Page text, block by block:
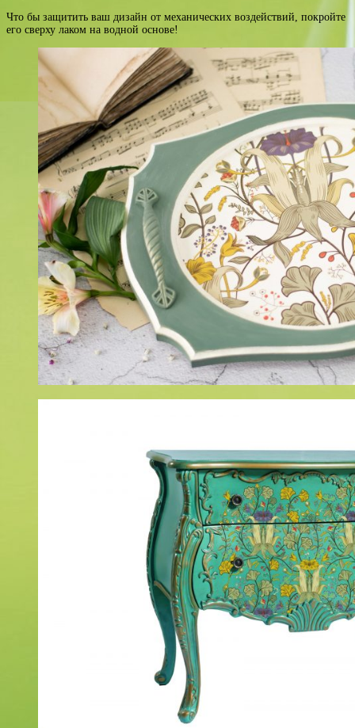
Что бы защитить ваш дизайн от механических воздействий, покройте
его сверху лаком на водной основе!